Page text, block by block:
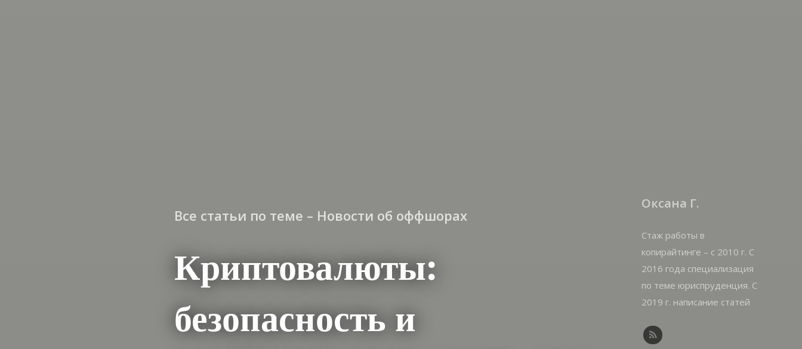
Все статьи по теме – Новости об оффшорах
Криптовалюты:
безопасность и
Оксана Г.
Стаж работы в
копирайтинге – с 2010 г. С
2016 года специализация
по теме юриспруденция. С
2019 г. написание статей
оффшоры, корпоративные,